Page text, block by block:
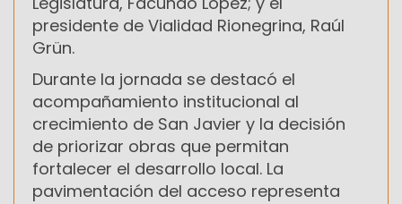
presidente de Vialidad Rionegrina, Raúl
Grün.
Durante la jornada se destacó el
acompañamiento institucional al
crecimiento de San Javier y la decisión
de priorizar obras que permitan
fortalecer el desarrollo local. La
pavimentación del acceso representa